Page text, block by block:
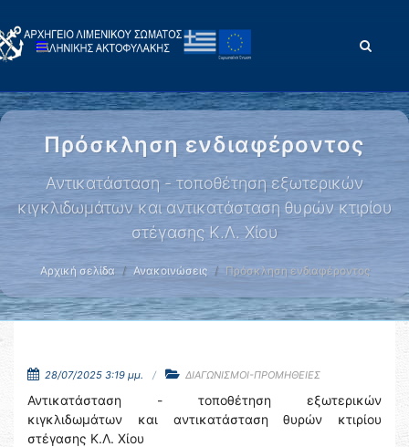
Πρόσκληση ενδιαφέροντος
Αντικατάσταση - τοποθέτηση εξωτερικών
κιγκλιδωμάτων και αντικατάσταση θυρών κτιρίου
στέγασης Κ.Λ. Χίου
Αρχική σελίδα Ανακοινώσεις Πρόσκληση ενδιαφέροντος
28/07/2025 3:19 μμ. ΔΙΑΓΩΝΙΣΜΟΙ-ΠΡΟΜΗΘΕΙΕΣ
Αντικατάσταση - τοποθέτηση εξωτερικών
κιγκλιδωμάτων και αντικατάσταση θυρών κτιρίου
στέγασης Κ.Λ. Χίου